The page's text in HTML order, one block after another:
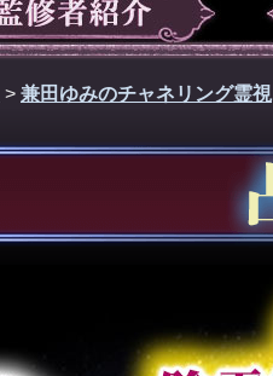
> 兼田ゆみのチャネリング霊視